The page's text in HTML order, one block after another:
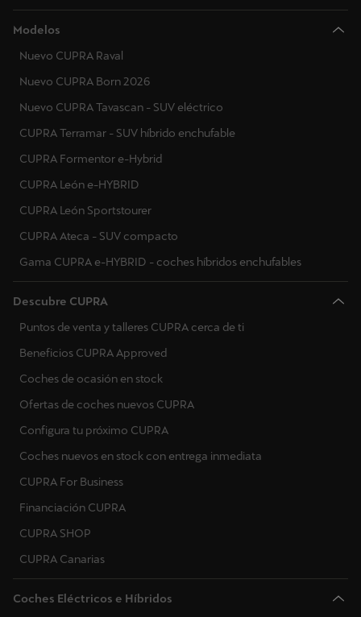
Modelos
Nuevo CUPRA Raval
Nuevo CUPRA Born 2026
Nuevo CUPRA Tavascan - SUV eléctrico
CUPRA Terramar - SUV híbrido enchufable
CUPRA Formentor e-Hybrid
CUPRA León e-HYBRID
CUPRA León Sportstourer
CUPRA Ateca - SUV compacto
Gama CUPRA e-HYBRID - coches híbridos enchufables
Descubre CUPRA
Puntos de venta y talleres CUPRA cerca de ti
Beneficios CUPRA Approved
Coches de ocasión en stock
Ofertas de coches nuevos CUPRA
Configura tu próximo CUPRA
Coches nuevos en stock con entrega inmediata
CUPRA For Business
Financiación CUPRA
CUPRA SHOP
CUPRA Canarias
Coches Eléctricos e Híbridos